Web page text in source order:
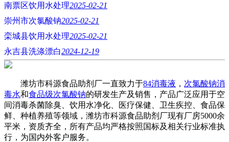
南票区饮用水处理2025-02-21
崇州市次氯酸钠2025-02-21
栾城县饮用水处理2025-02-21
永吉县洗涤漂白2024-12-19
潍坊市科源食品助剂厂一直致力于84消毒液 ， 次氯酸钠消
毒水和食品级次氯酸钠的研发生产及销售，产品广泛应用于空
间消毒杀菌除臭、饮用水净化、医疗保健、卫生疾控、食品保
鲜、种植养殖等领域，潍坊市科源食品助剂厂现有厂房5000余
平米，资质齐全，所有产品均严格按照国标及相关行业标准执
行，为国内外客户服务。